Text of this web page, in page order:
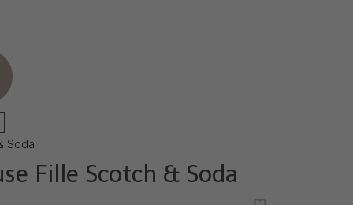
Soda
Fille Scotch & Soda